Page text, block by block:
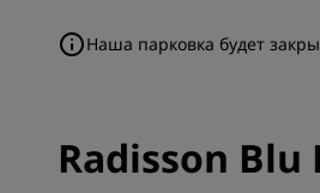
Наша парковка будет
Radisson